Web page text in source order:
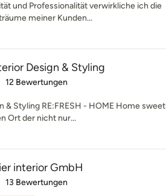
und Professionalität verwirkliche ich die
meiner Kunden...
Design & Styling
5 von 5 Sternen
12 Bewertungen
& Styling RE:FRESH - HOME Home sweet
Ort der nicht nur...
interior GmbH
4.7 von 5 Sternen
13 Bewertungen